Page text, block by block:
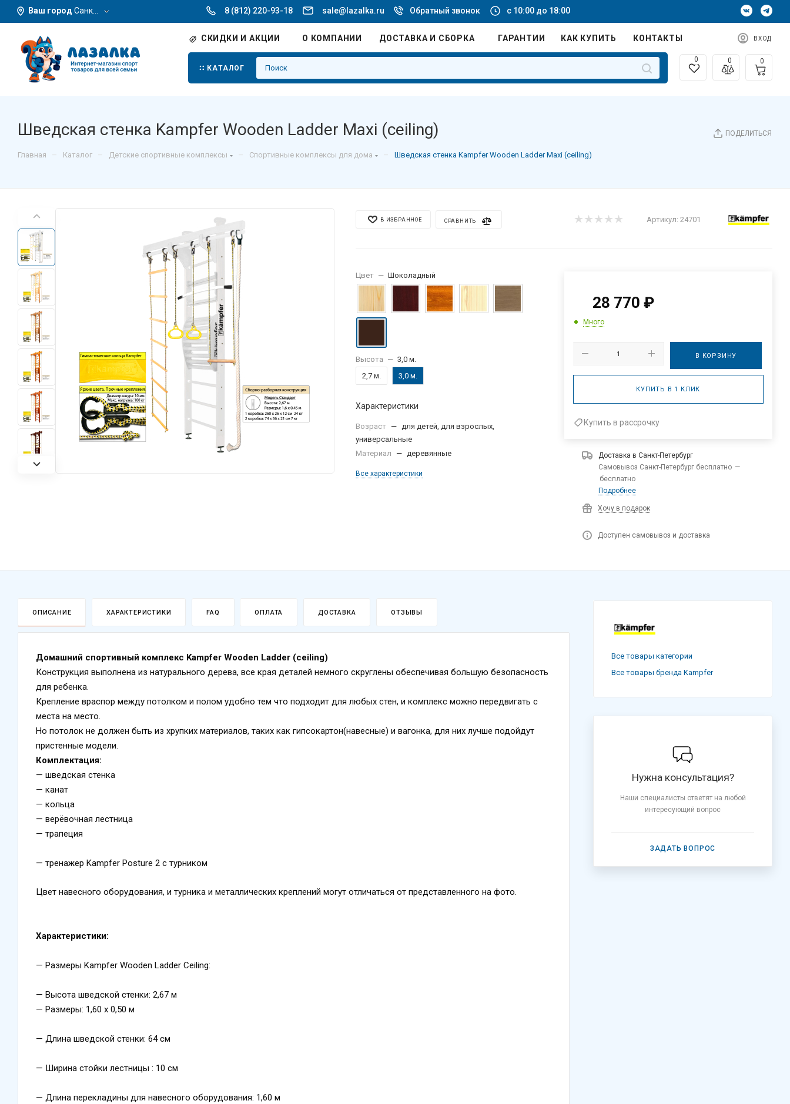
Ваш город Санкт-Петербург 8 (812) 220-93-18 sale@lazalka.ru Обратный звонок с 10:00 до 18:00
СКИДКИ И АКЦИИ О КОМПАНИИ ДОСТАВКА И СБОРКА ГАРАНТИИ КАК КУПИТЬ КОНТАКТЫ ВХОД
КАТАЛОГ
0 0 0
ПОДЕЛИТЬСЯ
Шведская стенка Kampfer Wooden Ladder Maxi (ceiling)
Главная – Каталог – Детские спортивные комплексы – Спортивные комплексы для дома – Шведская стенка Kampfer Wooden Ladder Maxi (ceiling)
В ИЗБРАННОЕ СРАВНИТЬ Артикул: 24701
Цвет — Шоколадный
Высота — 3,0 м.
2,7 м.
3,0 м.
Характеристики
Возраст — для детей, для взрослых,
универсальные
Материал
— деревянные
Все характеристики
28 770 ₽
Много
В КОРЗИНУ
КУПИТЬ В 1 КЛИК
Купить в рассрочку
Доставка в Санкт-Петербург
Самовывоз Санкт-Петербург бесплатно —
бесплатно
Подробнее
Хочу в подарок
Доступен самовывоз и доставка
ОПИСАНИЕ ХАРАКТЕРИСТИКИ FAQ ОПЛАТА ДОСТАВКА ОТЗЫВЫ
Домашний спортивный комплекс Kampfer Wooden Ladder (сeiling)
Конструкция выполнена из натурального дерева, все края деталей немного скруглены обеспечивая большую безопасность
для ребенка.
Крепление враспор между потолком и полом удобно тем что подходит для любых стен, и комплекс можно передвигать с
места на место.
Но потолок не должен быть из хрупких материалов, таких как гипсокартон(навесные) и вагонка, для них лучше подойдут
пристенные модели.
Комплектация:
— шведская стенка
— канат
— кольца
— верёвочная лестница
— трапеция
— тренажер Kampfer Posture 2 с турником
Цвет навесного оборудования, и турника и металлических креплений могут отличаться от представленного на фото.
Характеристики:
— Размеры Kampfer Wooden Ladder Ceiling:
— Высота шведской стенки: 2,67 м
— Размеры: 1,60 х 0,50 м
— Длина шведской стенки: 64 см
— Ширина стойки лестницы : 10 см
— Длина перекладины для навесного оборудования: 1,60 м
Все товары категории
Все товары бренда Kampfer
Нужна консультация?
Наши специалисты ответят на любой
интересующий вопрос
ЗАДАТЬ ВОПРОС